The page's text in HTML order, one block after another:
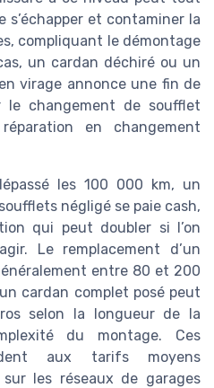
s’échapper et contaminer la
compliquant le démontage
un cardan déchiré ou un
virage annonce une fin de
le changement de soufflet
en changement
les 100 000 km, un
négligé se paie cash,
qui peut doubler si l’on
Le remplacement d’un
entre 80 et 200
cardan complet posé peut
selon la longueur de la
du montage. Ces
aux tarifs moyens
les réseaux de garages